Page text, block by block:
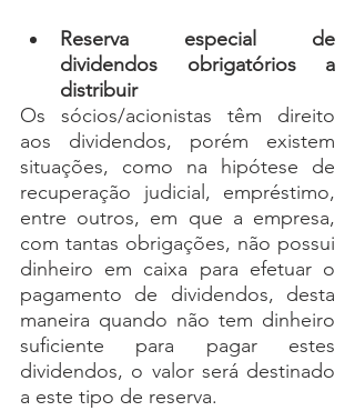
Reserva especial de
dividendos obrigatórios a
distribuir
Os sócios/acionistas têm direito
aos dividendos, porém existem
situações, como na hipótese de
recuperação judicial, empréstimo,
entre outros, em que a empresa,
com tantas obrigações, não possui
dinheiro em caixa para efetuar o
pagamento de dividendos, desta
maneira quando não tem dinheiro
suficiente para pagar estes
dividendos, o valor será destinado
a este tipo de reserva.